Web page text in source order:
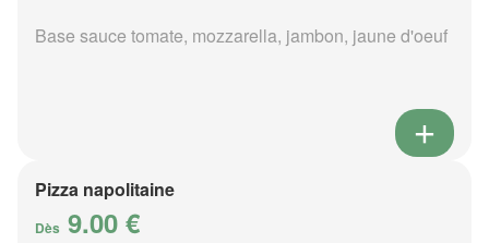
Base sauce tomate, mozzarella, jambon, jaune d'oeuf
Pizza napolitaine
Dès 9.00 €